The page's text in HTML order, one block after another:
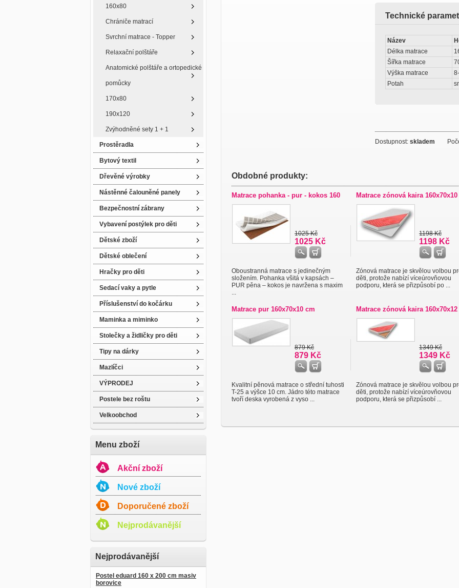
160x80
Chrániče matrací
Svrchní matrace - Topper
Relaxační polštáře
Anatomické polštáře a ortopedické
pomůcky
170x80
190x120
Zvýhodněné sety 1 + 1
Prostěradla
Bytový textil
Dřevěné výrobky
Nástěnné čalouněné panely
Bezpečnostní zábrany
Vybavení postýlek pro děti
Dětské zboží
Dětské oblečení
Hračky pro děti
Sedací vaky a pytle
Příslušenství do kočárku
Maminka a miminko
Stolečky a židličky pro děti
Tipy na dárky
Mazlíčci
VÝPRODEJ
Postele bez roštu
Velkoobchod
Menu zboží
Akční zboží
Nové zboží
Doporučené zboží
Nejprodávanější
Nejprodávanější
Postel eduard 160 x 200 cm masiv
borovice
Technické
Název
Délka matrace
Šířka matrace
Výška matrace
Potah
Dostupnost: skladem
Obdobné produkty:
Matrace pohanka - pur - kokos 160
1025 Kč
1025 Kč
Oboustranná matrace s jedinečným
složením. Pohanka všitá v kapsách –
PUR pěna – kokos je navržena s maxim
...
Matrace zónová kaira
1198 Kč
1198 Kč
Zónová matrace je skvělou volbou
děti, protože nabízí víceúrovňovou
podporu, která se přizpůsobí po ...
Matrace pur 160x70x10 cm
879 Kč
879 Kč
Kvalitní pěnová matrace o střední tuhosti
T-25 a výšce 10 cm. Jádro této matrace
tvoří deska vyrobená z vyso ...
Matrace zónová kaira 160x70x12
1349 Kč
1349 Kč
Zónová matrace je skvělou volbou
děti, protože nabízí víceúrovňovou
podporu, která se přizpůsobí ...